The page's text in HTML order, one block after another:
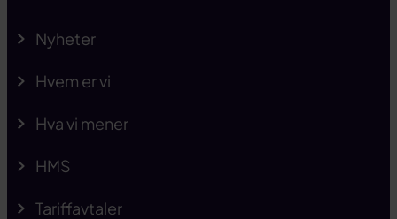
Nyheter
Hvem er vi
Hva vi mener
HMS
Tariffavtaler